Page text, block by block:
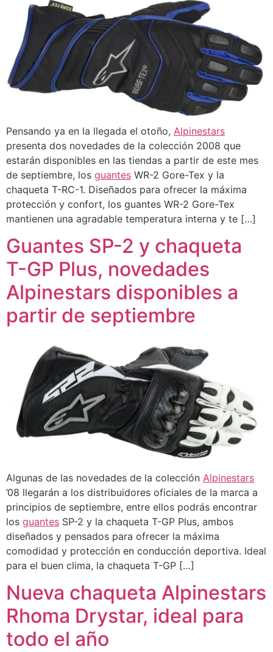
Pensando ya en la llegada el otoño, Alpinestars
presenta dos novedades de la colección 2008 que
estarán disponibles en las tiendas a partir de este mes
de septiembre, los guantes WR-2 Gore-Tex y la
chaqueta T-RC-1. Diseñados para ofrecer la máxima
protección y confort, los guantes WR-2 Gore-Tex
mantienen una agradable temperatura interna y te […]
Guantes SP-2 y chaqueta
T-GP Plus, novedades
Alpinestars disponibles a
partir de septiembre
Algunas de las novedades de la colección Alpinestars
’08 llegarán a los distribuidores oficiales de la marca a
principios de septiembre, entre ellos podrás encontrar
los guantes SP-2 y la chaqueta T-GP Plus, ambos
diseñados y pensados para ofrecer la máxima
comodidad y protección en conducción deportiva. Ideal
para el buen clima, la chaqueta T-GP […]
Nueva chaqueta Alpinestars
Rhoma Drystar, ideal para
todo el año